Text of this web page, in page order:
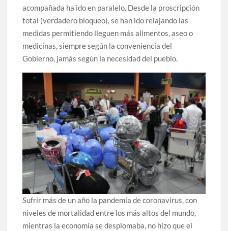
acompañada ha ido en paralelo. Desde la proscripción
total (verdadero bloqueo), se han ido relajando las
medidas permitiendo lleguen más alimentos, aseo o
medicinas, siempre según la conveniencia del
Gobierno, jamás según la necesidad del pueblo.
Sufrir más de un año la pandemia de coronavirus, con
niveles de mortalidad entre los más altos del mundo,
mientras la economía se desplomaba, no hizo que el